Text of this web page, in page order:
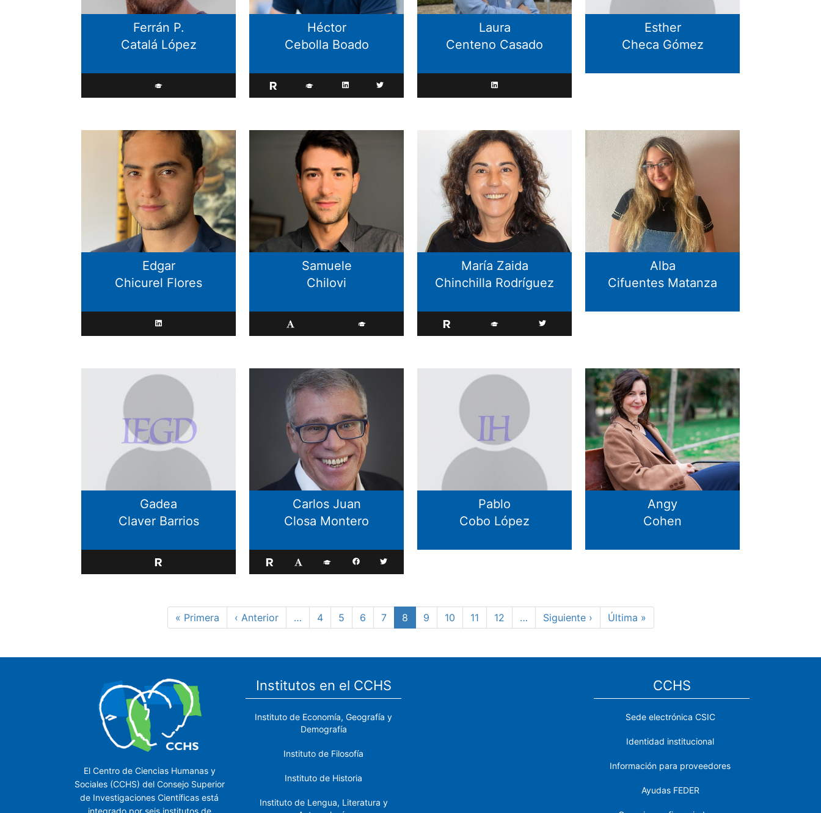
Ferrán P.
Catalá López
Héctor
Cebolla Boado
Laura
Centeno Casado
Esther
Checa Gómez
Edgar
Chicurel Flores
Samuele
Chilovi
María Zaida
Chinchilla Rodríguez
Alba
Cifuentes Matanza
Gadea
Claver Barrios
Carlos Juan
Closa Montero
Pablo
Cobo López
Angy
Cohen
Primera
página
« Primera
Página
anterior
‹ Anterior … Page
4 Page
5 Page
6 Page
7
Página
actual
8 Page
9 Page
10 Page
11 Page
12 …
Siguiente
página
Siguiente ›
Última
página
Última »
El Centro de Ciencias Humanas y
Sociales (CCHS) del Consejo Superior
de Investigaciones Científicas está
Institutos en el CCHS
Instituto de Economía, Geografía y
Demografía
Instituto de Filosofía
Instituto de Historia
Instituto de Lengua, Literatura y
CCHS
Sede electrónica CSIC
Identidad institucional
Información para proveedores
Ayudas FEDER